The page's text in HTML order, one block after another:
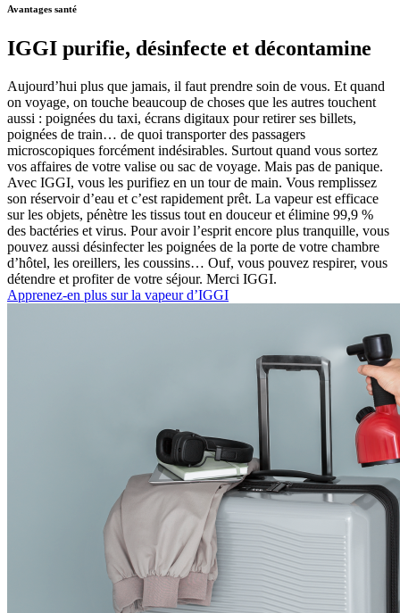
Avantages santé
IGGI purifie, désinfecte et décontamine
Aujourd’hui plus que jamais, il faut prendre soin de vous. Et quand
on voyage, on touche beaucoup de choses que les autres touchent
aussi : poignées du taxi, écrans digitaux pour retirer ses billets,
poignées de train… de quoi transporter des passagers
microscopiques forcément indésirables. Surtout quand vous sortez
vos affaires de votre valise ou sac de voyage. Mais pas de panique.
Avec IGGI, vous les purifiez en un tour de main. Vous remplissez
son réservoir d’eau et c’est rapidement prêt. La vapeur est efficace
sur les objets, pénètre les tissus tout en douceur et élimine 99,9 %
des bactéries et virus. Pour avoir l’esprit encore plus tranquille, vous
pouvez aussi désinfecter les poignées de la porte de votre chambre
d’hôtel, les oreillers, les coussins… Ouf, vous pouvez respirer, vous
détendre et profiter de votre séjour. Merci IGGI.
Apprenez-en plus sur la vapeur d’IGGI